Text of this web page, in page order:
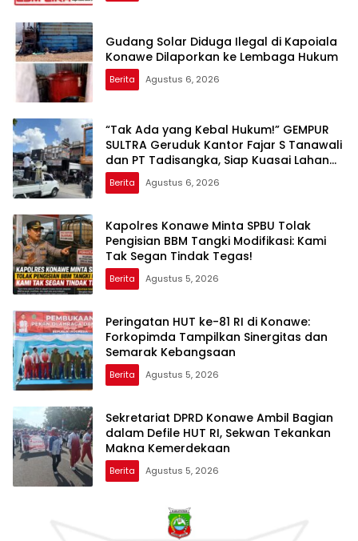
Gudang Solar Diduga Ilegal di Kapoiala
Konawe Dilaporkan ke Lembaga Hukum
Berita Agustus 6, 2026
“Tak Ada yang Kebal Hukum!” GEMPUR
SULTRA Geruduk Kantor Fajar S Tanawali
dan PT Tadisangka, Siap Kuasai Lahan
Puuwatu
Berita Agustus 6, 2026
Kapolres Konawe Minta SPBU Tolak
Pengisian BBM Tangki Modifikasi: Kami
Tak Segan Tindak Tegas!
Berita Agustus 5, 2026
Peringatan HUT ke-81 RI di Konawe:
Forkopimda Tampilkan Sinergitas dan
Semarak Kebangsaan
Berita Agustus 5, 2026
Sekretariat DPRD Konawe Ambil Bagian
dalam Defile HUT RI, Sekwan Tekankan
Makna Kemerdekaan
Berita Agustus 5, 2026